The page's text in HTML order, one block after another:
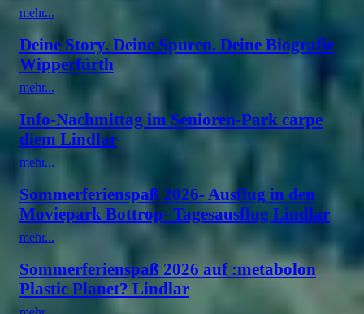
mehr...
Deine Story. Deine Spuren. Deine Biografie
Wipperfürth
mehr...
Info-Nachmittag im Senioren-Park carpe
diem Lindlar
mehr...
Sommerferienspaß 2026- Ausflug in den
Moviepark Bottrop- Tagesausflug Lindlar
mehr...
Sommerferienspaß 2026 auf :metabolon
Plastic Planet? Lindlar